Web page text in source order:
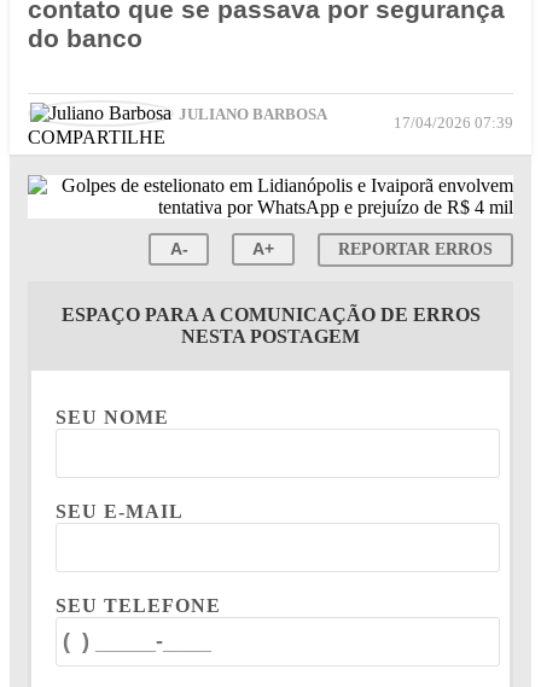
contato que se passava por segurança
do banco
JULIANO BARBOSA 17/04/2026 07:39
COMPARTILHE
A- A+ REPORTAR ERROS
ESPAÇO PARA A COMUNICAÇÃO DE ERROS
NESTA POSTAGEM
SEU NOME
SEU E-MAIL
SEU TELEFONE